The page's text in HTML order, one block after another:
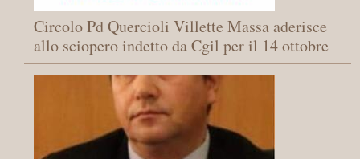
Circolo Pd Quercioli Villette Massa aderisce
allo sciopero indetto da Cgil per il 14 ottobre